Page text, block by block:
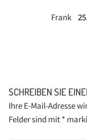
Frank
SCHREIBEN SIE
Ihre E-Mail-Adresse
Felder sind mit*